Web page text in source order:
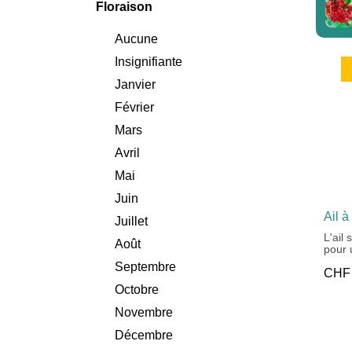
Floraison
Aucune
Insignifiante
Janvier
Février
Mars
Avril
Mai
Juin
Juillet
Août
Septembre
Octobre
Novembre
Décembre
Ail à
L'ail
pour
CHF